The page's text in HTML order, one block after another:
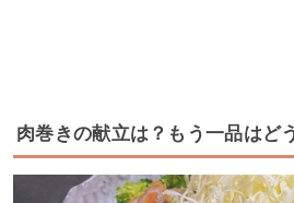
肉巻きの献立は？もう一品はど